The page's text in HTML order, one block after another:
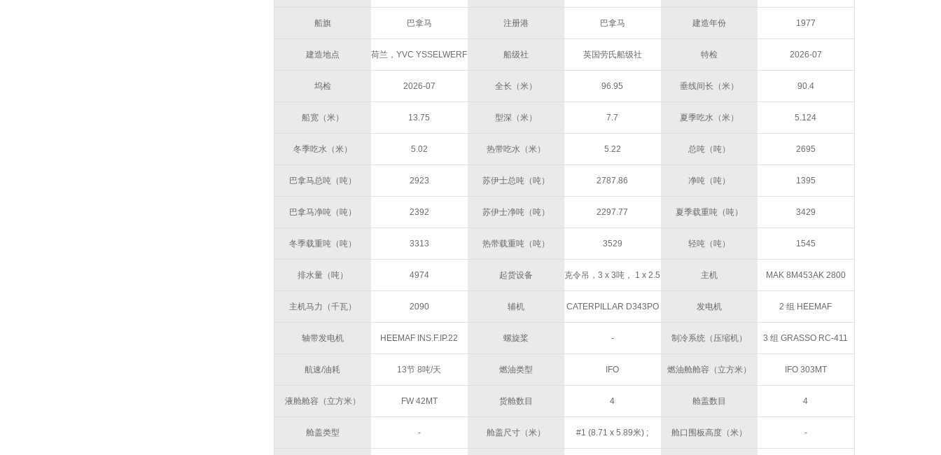
船旗 巴拿马 注册港 巴拿马 建造年份 1977
建造地点 荷兰，YVC YSSELWERF 船级社 英国劳氏船级社 特检 2026-07
坞检 2026-07 全长（米） 96.95 垂线间长（米） 90.4
船宽（米） 13.75 型深（米） 7.7 夏季吃水（米） 5.124
冬季吃水（米） 5.02 热带吃水（米） 5.22 总吨（吨） 2695
巴拿马总吨（吨） 2923 苏伊士总吨（吨） 2787.86 净吨（吨） 1395
巴拿马净吨（吨） 2392 苏伊士净吨（吨） 2297.77 夏季载重吨（吨） 3429
冬季载重吨（吨） 3313 热带载重吨（吨） 3529 轻吨（吨） 1545
排水量（吨） 4974 起货设备 克令吊，3 x 3吨， 1 x 2.5
吨
主机 MAK 8M453AK 2800
BHP 550 RPM
主机马力（千瓦） 2090 辅机 CATERPILLAR D343PO
266HP @ 1500RPM
发电机 2 组 HEEMAF
355VDT50NN4 380V,
250KVA @ 1500RPM 1
组 CATERPILLAR
轴带发电机 HEEMAF INS.F.IP.22
3ALT. ID375VDU60NN4,
380V,
450KVA@1500RPM
螺旋桨 - 制冷系统（压缩机） 3 组 GRASSO RC-411
航速/油耗 13节 8吨/天 燃油类型 IFO 燃油舱舱容（立方米） IFO 303MT
液舱舱容（立方米） FW 42MT 货舱数目 4 舱盖数目 4
舱盖类型 - 舱盖尺寸（米） #1 (8.71 x 5.89米) ; 舱口围板高度（米） -